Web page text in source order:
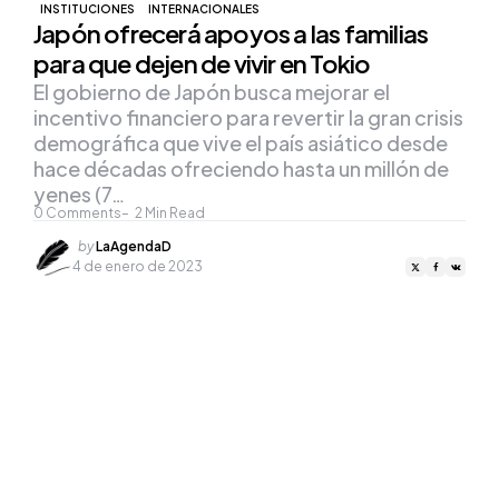
INSTITUCIONES INTERNACIONALES
Japón ofrecerá apoyos a las familias
para que dejen de vivir en Tokio
0 Comments 2 Min Read
El gobierno de Japón busca mejorar el
incentivo financiero para revertir la gran crisis
demográfica que vive el país asiático desde
hace décadas ofreciendo hasta un millón de
yenes (7…
Posted
by
byLaAgendaD
4 de enero de 2023